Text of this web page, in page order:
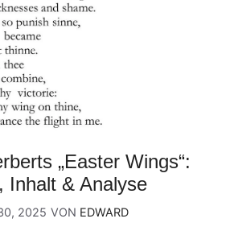
„Easter Wings“:
Inhalt & Analyse
2025 VON EDWARD